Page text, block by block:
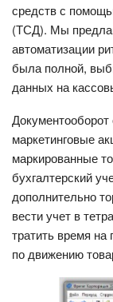
средств с
(ТСД). Мы
автоматизации
была полной,
данных на
маркетинговые
маркированные
бухгалтерский
дополнительно
вести учет в
тратить время
по движению